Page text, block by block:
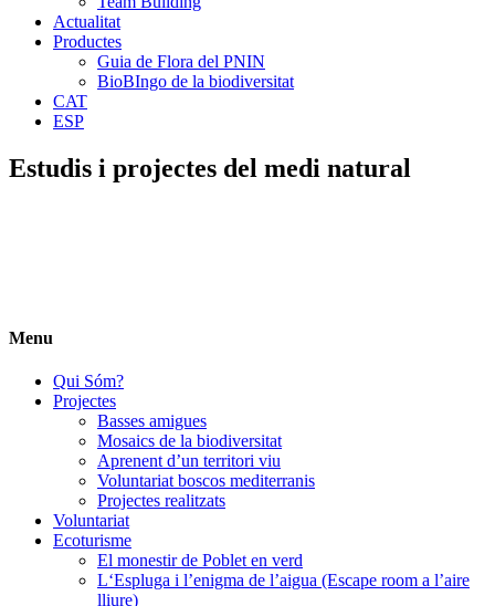
Actualitat
Productes
Guia de Flora del PNIN
BioBIngo de la biodiversitat
CAT
ESP
Estudis i projectes del medi natural
Menu
Qui Sóm?
Projectes
Basses amigues
Mosaics de la biodiversitat
Aprenent d’un territori viu
Voluntariat boscos mediterranis
Projectes realitzats
Voluntariat
Ecoturisme
El monestir de Poblet en verd
L‘Espluga i l’enigma de l’aigua (Escape room a l’aire
lliure)